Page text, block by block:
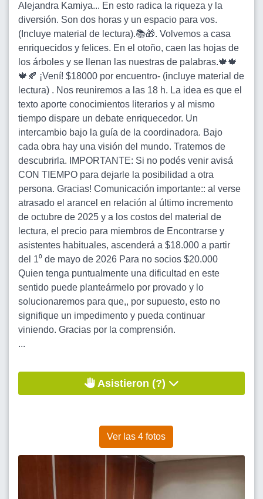
Alejandra Kamiya... En esto radica la riqueza y la
diversión. Son dos horas y un espacio para vos.
(Incluye material de lectura).📚🎁. Volvemos a casa
enriquecidos y felices. En el otoño, caen las hojas de
los árboles y se llenan las nuestras de palabras.🍁🍁
🍁🍂 ¡Vení! $18000 por encuentro- (incluye material de
lectura) . Nos reuniremos a las 18 h. La idea es que el
texto aporte conocimientos literarios y al mismo
tiempo dispare un debate enriquecedor. Un
intercambio bajo la guía de la coordinadora. Bajo
cada obra hay una visión del mundo. Tratemos de
descubrirla. IMPORTANTE: Si no podés venir avisá
CON TIEMPO para dejarle la posibilidad a otra
persona. Gracias! Comunicación importante:: al verse
atrasado el arancel en relación al último incremento
de octubre de 2025 y a los costos del material de
lectura, el precio para miembros de Encontrarse y
asistentes habituales, ascenderá a $18.000 a partir
del 1⁰ de mayo de 2026 Para no socios $20.000
Quien tenga puntualmente una dificultad en este
sentido puede planteármelo por provado y lo
solucionaremos para que,, por supuesto, esto no
signifique un impedimento y pueda continuar
viniendo. Gracias por la comprensión.
...
Asistieron (?)
Ver las 4 fotos